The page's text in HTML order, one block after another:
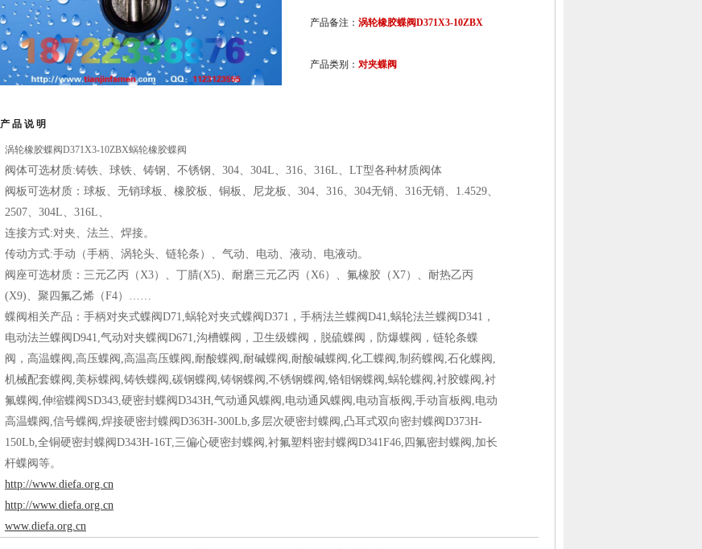
产品备注： 涡轮橡胶蝶阀D371X3-10ZBX
产品类别： 对夹蝶阀
产 品 说 明
涡轮橡胶蝶阀D371X3-10ZBX蜗轮橡胶蝶阀
阀体可选材质:铸铁、 球铁、 铸钢、不锈钢 、 304、 304L、 316、 316L、 LT型各种材质阀体
阀板可选材质：球板、无销球板、橡胶板、铜板、尼龙板、 304、 316、 304无销、 316无销、 1.4529、
2507、 304L、 316L、
连接方式:对夹、 法兰、焊接。
传动方式:手动（手柄、涡轮头、 链轮条）、气动、电动、液动、电液动。
阀座可选材质：三元乙丙（X3）、丁腈(X5)、耐磨三元乙丙（X6）、氟橡胶（X7）、耐热乙丙
(X9)、聚四氟乙烯（F4）……
蝶阀相关产品：手柄对夹式蝶阀D71,蜗轮对夹式蝶阀D371 ，手柄法兰蝶阀D41,蜗轮法兰蝶阀D341 ，
电动法兰蝶阀D941,气动对夹蝶阀D671,沟槽蝶阀，卫生级蝶阀，脱硫蝶阀，防爆蝶阀，链轮条蝶
阀， 高温蝶阀,高压蝶阀,高温高压蝶阀,耐酸蝶阀,耐碱蝶阀,耐酸碱蝶阀,化工蝶阀,制药蝶阀,石化蝶阀,
机械配套蝶阀,美标蝶阀,铸铁蝶阀,碳钢蝶阀,铸钢蝶阀,不锈钢蝶阀,铬钼钢蝶阀,蜗轮蝶阀,衬胶蝶阀,衬
氟蝶阀,伸缩蝶阀SD343,硬密封蝶阀D343H,气动通风蝶阀,电动通风蝶阀,电动盲板阀,手动盲板阀,电动
高温蝶阀,信号蝶阀,焊接硬密封蝶阀D363H-300Lb,多层次硬密封蝶阀,凸耳式双向密封蝶阀D373H-
150Lb,全铜硬密封蝶阀D343H-16T,三偏心硬密封蝶阀,衬氟塑料密封蝶阀D341F46,四氟密封蝶阀,加长
杆蝶阀等。
http://www.diefa.org.cn
http://www.diefa.org.cn
www.diefa.org.cn